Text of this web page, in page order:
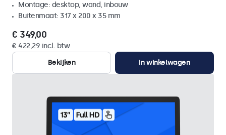
Montage: desktop, wand, inbouw
Buitenmaat: 317 x 200 x 35 mm
€ 349,00
€ 422,29 incl. btw
Bekijken
In winkelwagen